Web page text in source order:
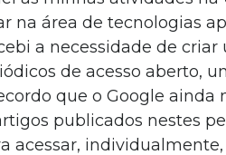
na área de tecnologias
a necessidade de
de acesso aberto,
que o Google ainda
publicados nestes
acessar,